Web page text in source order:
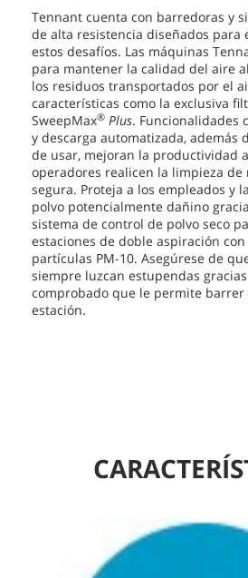
Tennant cuenta con barredoras y
de alta resistencia diseñados para
estos desafíos. Las máquinas
para mantener la calidad del aire
los residuos transportados por el
características como la exclusiva
SweepMax® Plus. Funcionalidades
y descarga automatizada, además
de usar, mejoran la productividad
operadores realicen la limpieza de
segura. Proteja a los empleados y
polvo potencialmente dañino
sistema de control de polvo seco
estaciones de doble aspiración
partículas PM-10. Asegúrese de
siempre luzcan estupendas
comprobado que le permite
estación.